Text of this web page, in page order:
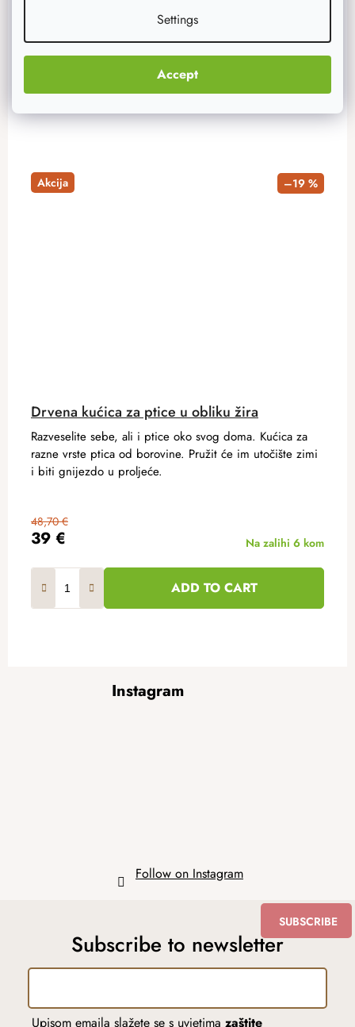
Settings
Accept
ADD TO CART
Akcija –19 %
Drvena kućica za ptice u obliku žira
39 €
48,70 €
Na zalihi 6 kom
ADD TO CART
Razveselite sebe, ali i ptice oko svog doma. Kućica za
razne vrste ptica od borovine. Pružit će im utočište zimi
i biti gnijezdo u proljeće.
Instagram
Follow on Instagram
Subscribe to newsletter
Upisom emaila slažete se s uvjetima zaštite
SUBSCRIBE